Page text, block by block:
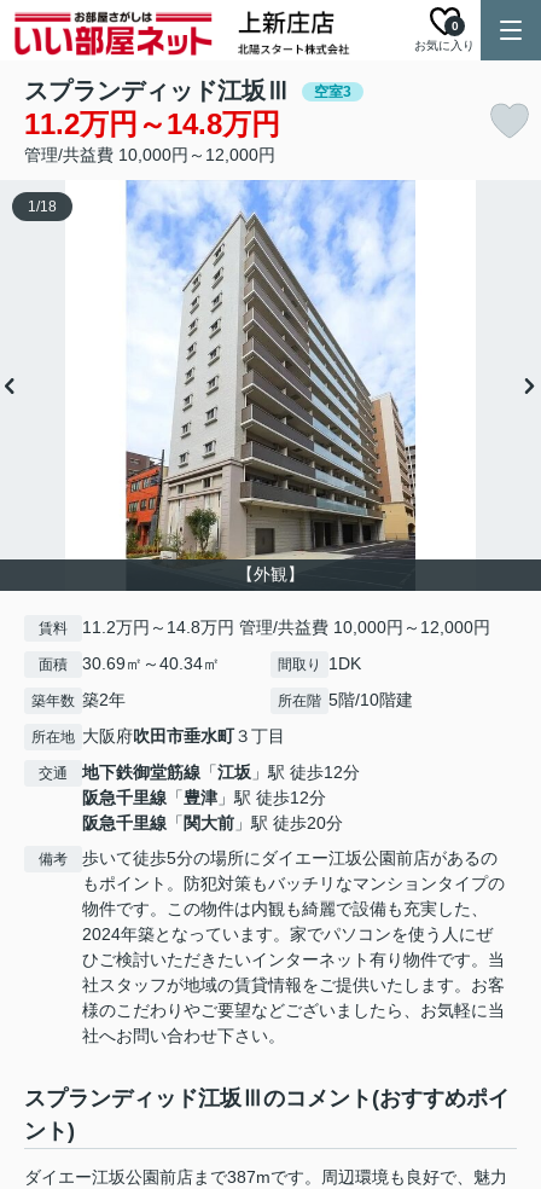
お気に入り
0
スプランディッド江坂Ⅲ 空室3
11.2万円～14.8万円
管理/共益費 10,000円～12,000円
【外観】
1/18
賃料 11.2万円～14.8万円 管理/共益費 10,000円～12,000円
面積 30.69㎡～40.34㎡ 間取り 1DK
築年数 築2年 所在階 5階/10階建
所在地 大阪府吹田市垂水町３丁目
交通 地下鉄御堂筋線 「江坂 」駅 徒歩12分
阪急千里線 「豊津 」駅 徒歩12分
阪急千里線 「 関大前 」駅 徒歩20分
備考
歩いて徒歩5分の場所にダイエー江坂公園前店があるの
もポイント。防犯対策もバッチリなマンションタイプの
物件です。この物件は内観も綺麗で設備も充実した、
2024年築となっています。家でパソコンを使う人にぜ
ひご検討いただきたいインターネット有り物件です。当
社スタッフが地域の賃貸情報をご提供いたします。お客
様のこだわりやご要望などございましたら、お気軽に当
社へお問い合わせ下さい。
スプランディッド江坂Ⅲのコメント(おすすめポイ
ント)
ダイエー江坂公園前店まで387mです。周辺環境も良好で、魅力